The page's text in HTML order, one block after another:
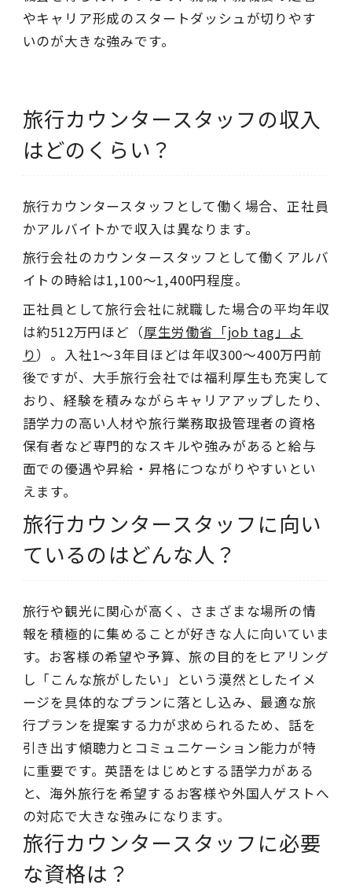
やキャリア形成のスタートダッシュが切りやす
いのが大きな強みです。
旅行カウンタースタッフの収入
はどのくらい？
旅行カウンタースタッフとして働く場合、正社員
かアルバイトかで収入は異なります。
旅行会社のカウンタースタッフとして働くアルバ
イトの時給は1,100〜1,400円程度。
正社員として旅行会社に就職した場合の平均年収
は約512万円ほど（厚生労働省「job tag」よ
り）。入社1〜3年目ほどは年収300～400万円前
後ですが、大手旅行会社では福利厚生も充実して
おり、経験を積みながらキャリアアップしたり、
語学力の高い人材や旅行業務取扱管理者の資格
保有者など専門的なスキルや強みがあると給与
面での優遇や昇給・昇格につながりやすいとい
えます。
旅行カウンタースタッフに向い
ているのはどんな人？
旅行や観光に関心が高く、さまざまな場所の情
報を積極的に集めることが好きな人に向いていま
す。お客様の希望や予算、旅の目的をヒアリング
し「こんな旅がしたい」という漠然としたイメ
ージを具体的なプランに落とし込み、最適な旅
行プランを提案する力が求められるため、話を
引き出す傾聴力とコミュニケーション能力が特
に重要です。英語をはじめとする語学力がある
と、海外旅行を希望するお客様や外国人ゲストへ
の対応で大きな強みになります。
旅行カウンタースタッフに必要
な資格は？